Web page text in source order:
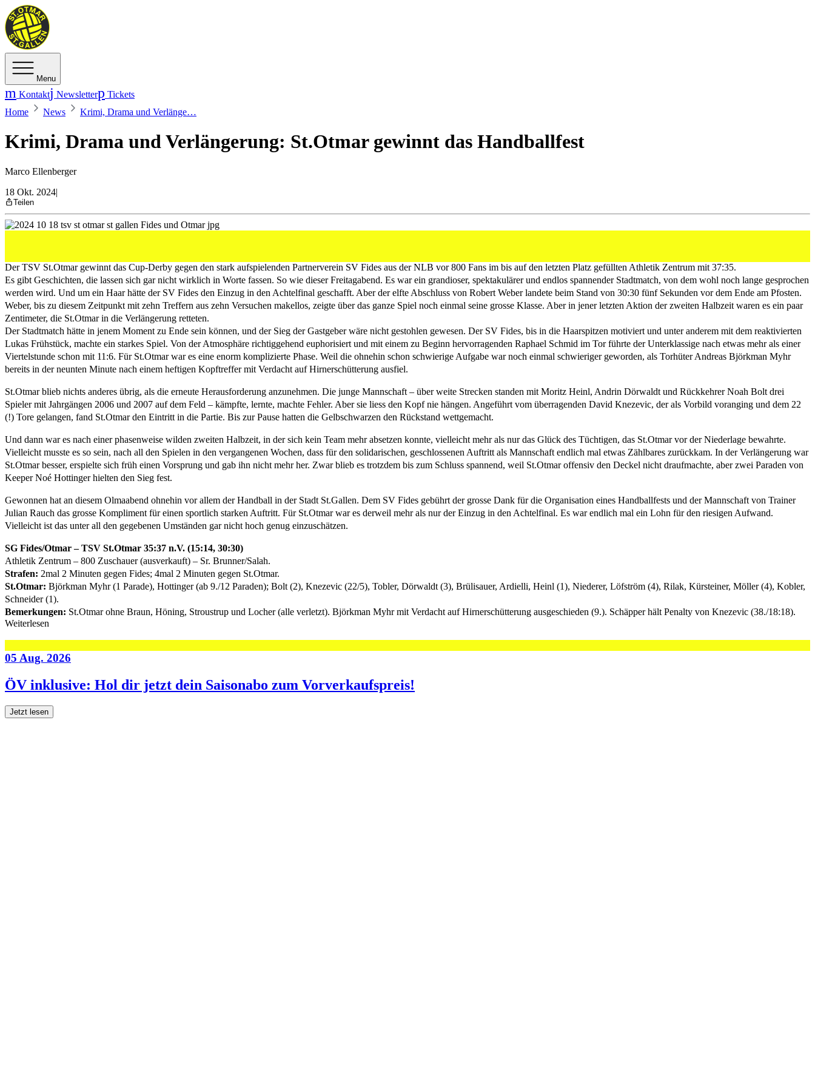
Menu
Kontakt Newsletter
Tickets
Home
News Krimi, Drama und Verlänge…
Krimi, Drama und Verlängerung: St.Otmar gewinnt das Handballfest
Marco Ellenberger
18 Okt. 2024|
Teilen
Der TSV St.Otmar gewinnt das Cup-Derby gegen den stark aufspielenden Partnerverein SV Fides aus der NLB vor 800 Fans im bis auf den letzten Platz gefüllten Athletik Zentrum mit 37:35.
Es gibt Geschichten, die lassen sich gar nicht wirklich in Worte fassen. So wie dieser Freitagabend. Es war ein grandioser, spektakulärer und endlos spannender Stadtmatch, von dem wohl noch lange gesprochen
werden wird. Und um ein Haar hätte der SV Fides den Einzug in den Achtelfinal geschafft. Aber der elfte Abschluss von Robert Weber landete beim Stand von 30:30 fünf Sekunden vor dem Ende am Pfosten.
Weber, bis zu diesem Zeitpunkt mit zehn Treffern aus zehn Versuchen makellos, zeigte über das ganze Spiel noch einmal seine grosse Klasse. Aber in jener letzten Aktion der zweiten Halbzeit waren es ein paar
Zentimeter, die St.Otmar in die Verlängerung retteten.
Der Stadtmatch hätte in jenem Moment zu Ende sein können, und der Sieg der Gastgeber wäre nicht gestohlen gewesen. Der SV Fides, bis in die Haarspitzen motiviert und unter anderem mit dem reaktivierten
Lukas Frühstück, machte ein starkes Spiel. Von der Atmosphäre richtiggehend euphorisiert und mit einem zu Beginn hervorragenden Raphael Schmid im Tor führte der Unterklassige nach etwas mehr als einer
Viertelstunde schon mit 11:6. Für St.Otmar war es eine enorm komplizierte Phase. Weil die ohnehin schon schwierige Aufgabe war noch einmal schwieriger geworden, als Torhüter Andreas Björkman Myhr
bereits in der neunten Minute nach einem heftigen Kopftreffer mit Verdacht auf Hirnerschütterung ausfiel.
St.Otmar blieb nichts anderes übrig, als die erneute Herausforderung anzunehmen. Die junge Mannschaft – über weite Strecken standen mit Moritz Heinl, Andrin Dörwaldt und Rückkehrer Noah Bolt drei
Spieler mit Jahrgängen 2006 und 2007 auf dem Feld – kämpfte, lernte, machte Fehler. Aber sie liess den Kopf nie hängen. Angeführt vom überragenden David Knezevic, der als Vorbild voranging und dem 22
(!) Tore gelangen, fand St.Otmar den Eintritt in die Partie. Bis zur Pause hatten die Gelbschwarzen den Rückstand wettgemacht.
Und dann war es nach einer phasenweise wilden zweiten Halbzeit, in der sich kein Team mehr absetzen konnte, vielleicht mehr als nur das Glück des Tüchtigen, das St.Otmar vor der Niederlage bewahrte.
Vielleicht musste es so sein, nach all den Spielen in den vergangenen Wochen, dass für den solidarischen, geschlossenen Auftritt als Mannschaft endlich mal etwas Zählbares zurückkam. In der Verlängerung war
St.Otmar besser, erspielte sich früh einen Vorsprung und gab ihn nicht mehr her. Zwar blieb es trotzdem bis zum Schluss spannend, weil St.Otmar offensiv den Deckel nicht draufmachte, aber zwei Paraden von
Keeper Noé Hottinger hielten den Sieg fest.
Gewonnen hat an diesem Olmaabend ohnehin vor allem der Handball in der Stadt St.Gallen. Dem SV Fides gebührt der grosse Dank für die Organisation eines Handballfests und der Mannschaft von Trainer
Julian Rauch das grosse Kompliment für einen sportlich starken Auftritt. Für St.Otmar war es derweil mehr als nur der Einzug in den Achtelfinal. Es war endlich mal ein Lohn für den riesigen Aufwand.
Vielleicht ist das unter all den gegebenen Umständen gar nicht hoch genug einzuschätzen.
SG Fides/Otmar – TSV St.Otmar 35:37 n.V. (15:14, 30:30)
Athletik Zentrum – 800 Zuschauer (ausverkauft) – Sr. Brunner/Salah.
Strafen: 2mal 2 Minuten gegen Fides; 4mal 2 Minuten gegen St.Otmar.
St.Otmar: Björkman Myhr (1 Parade), Hottinger (ab 9./12 Paraden); Bolt (2), Knezevic (22/5), Tobler, Dörwaldt (3), Brülisauer, Ardielli, Heinl (1), Niederer, Löfström (4), Rilak, Kürsteiner, Möller (4), Kobler,
Schneider (1).
Bemerkungen: St.Otmar ohne Braun, Höning, Stroustrup und Locher (alle verletzt). Björkman Myhr mit Verdacht auf Hirnerschütterung ausgeschieden (9.). Schäpper hält Penalty von Knezevic (38./18:18).
Weiterlesen
05 Aug. 2026
ÖV inklusive: Hol dir jetzt dein Saisonabo zum Vorverkaufspreis!
Jetzt lesen